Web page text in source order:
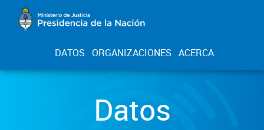
DATOS ORGANIZACIONES ACERCA
Datos